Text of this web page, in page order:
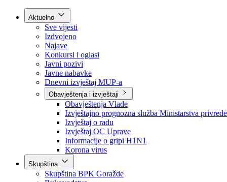
Kontakt
Aktuelno
Sve vijesti
Izdvojeno
Najave
Konkursi i oglasi
Javni pozivi
Javne nabavke
Dnevni izvještaj MUP-a
Obavještenja i izvještaji
Obavještenja Vlade
Izvještajno prognozna služba Ministarstva privrede
Izvještaj o radu
Izvještaj OC Uprave
Informacije o gripi H1N1
Korona virus